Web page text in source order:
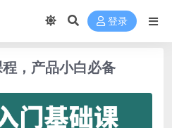
登录
，产品小白必备